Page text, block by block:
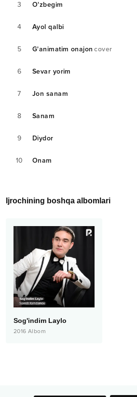
3 O'zbegim
4 Ayol qalbi
5 G'animatim onajon cover
6 Sevar yorim
7 Jon sanam
8 Sanam
9 Diydor
10 Onam
Ijrochining boshqa albomlari
Sog'indim Laylo
2016 Albom